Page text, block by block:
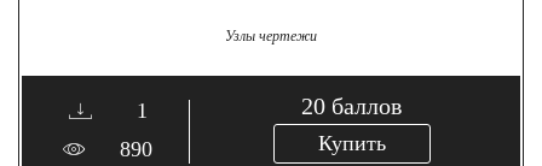
Узлы чертежи
1
890
20 баллов
Купить